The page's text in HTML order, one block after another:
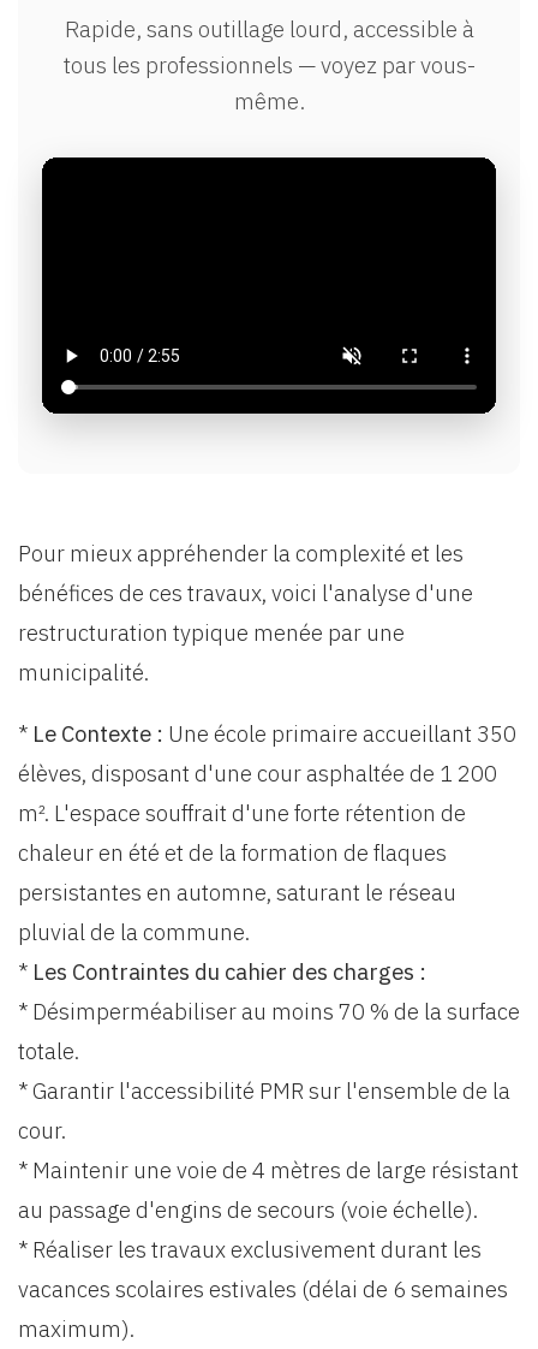
Rapide, sans outillage lourd, accessible à
tous les professionnels — voyez par vous-
même.
Pour mieux appréhender la complexité et les
bénéfices de ces travaux, voici l'analyse d'une
restructuration typique menée par une
municipalité.
* Le Contexte : Une école primaire accueillant 350
élèves, disposant d'une cour asphaltée de 1 200
m². L'espace souffrait d'une forte rétention de
chaleur en été et de la formation de flaques
persistantes en automne, saturant le réseau
pluvial de la commune.
* Les Contraintes du cahier des charges :
* Désimperméabiliser au moins 70 % de la surface
totale.
* Garantir l'accessibilité PMR sur l'ensemble de la
cour.
* Maintenir une voie de 4 mètres de large résistant
au passage d'engins de secours (voie échelle).
* Réaliser les travaux exclusivement durant les
vacances scolaires estivales (délai de 6 semaines
maximum).